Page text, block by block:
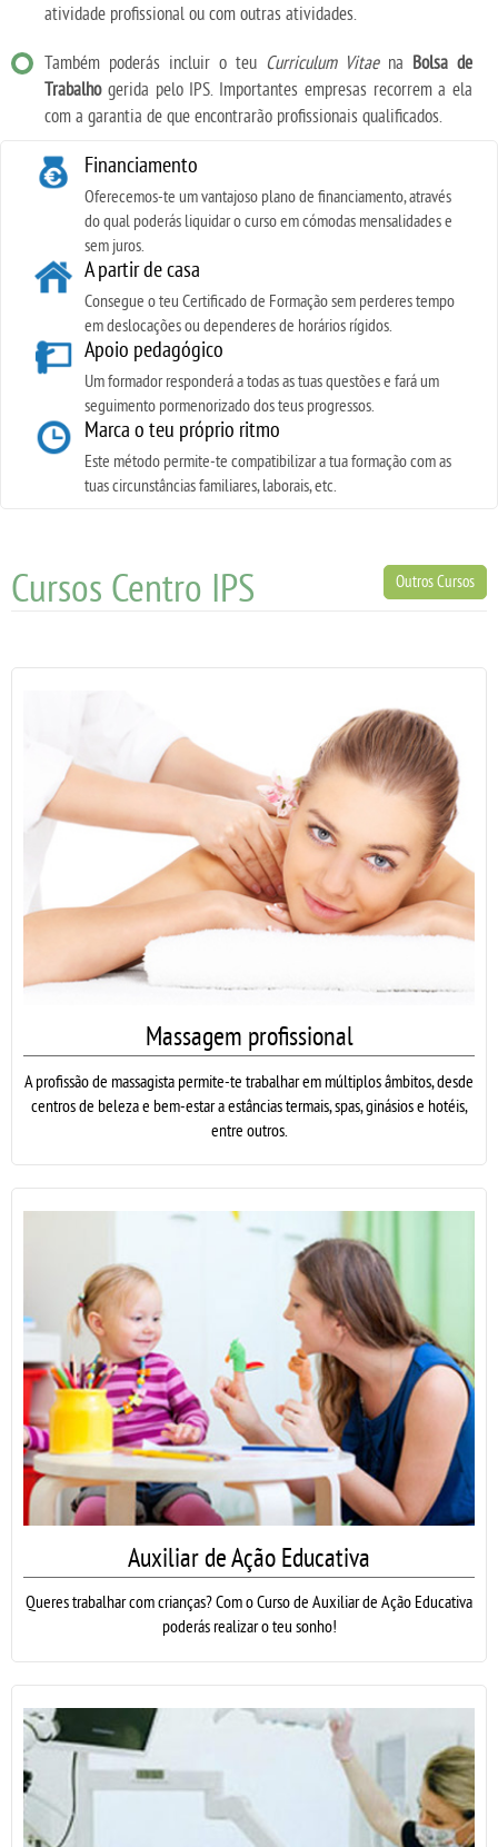
atividade profissional ou com outras atividades.
Também poderás incluir o teu Curriculum Vitaena Bolsa de
Trabalhogerida pelo IPS. Importantes empresas recorrem a ela
com a garantia de que encontrarão profissionais qualificados.
Financiamento
Oferecemos-te um vantajoso plano de financiamento, através
do qual poderás liquidar o curso em cómodas mensalidades e
sem juros.
A partir de casa
Consegue o teu Certificado de Formação sem perderes tempo
em deslocações ou dependeres de horários rígidos.
Apoio pedagógico
Um formador responderá a todas as tuas questões e fará um
seguimento pormenorizado dos teus progressos.
Marca o teu próprio ritmo
Este método permite-te compatibilizar a tua formação com as
tuas circunstâncias familiares, laborais, etc.
Cursos Centro IPS Outros Cursos
Massagem profissional
A profissão de massagista permite-te trabalhar em múltiplos âmbitos, desde
centros de beleza e bem-estar a estâncias termais, spas, ginásios e hotéis,
entre outros.
Auxiliar de Ação Educativa
Queres trabalhar com crianças? Com o Curso de Auxiliar de Ação Educativa
poderás realizar o teu sonho!